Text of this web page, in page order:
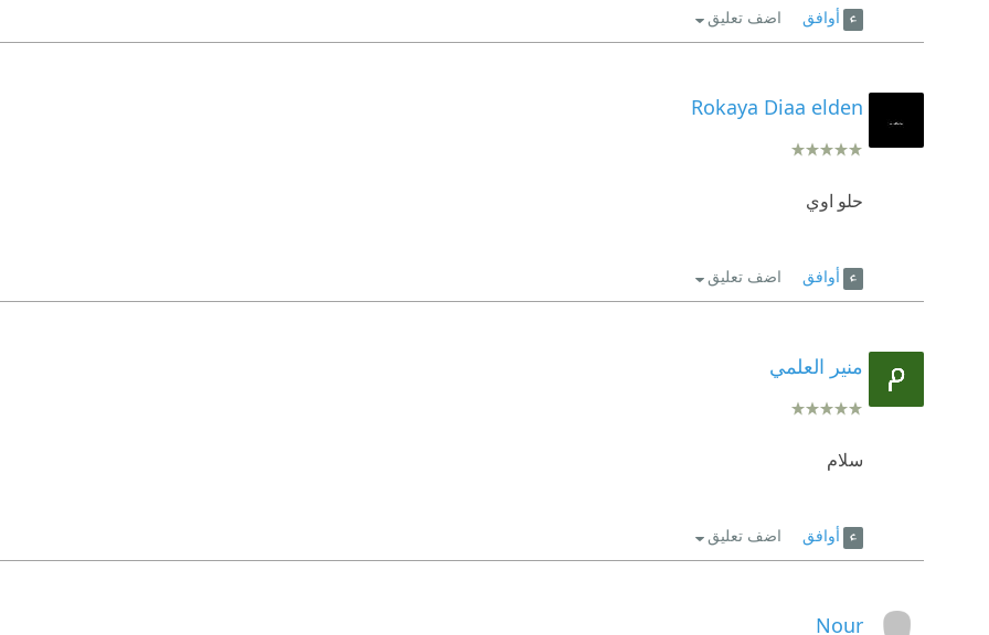
أوافق اضف تعليق
Rokaya Diaa elden
حلو اوي
أوافق اضف تعليق
منير العلمي
سلام
أوافق اضف تعليق
Nour